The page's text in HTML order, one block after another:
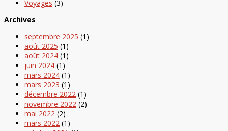
Voyages (3)
Archives
septembre 2025 (1)
août 2025 (1)
août 2024 (1)
juin 2024 (1)
mars 2024 (1)
mars 2023 (1)
décembre 2022 (1)
novembre 2022 (2)
mai 2022 (2)
mars 2022 (1)